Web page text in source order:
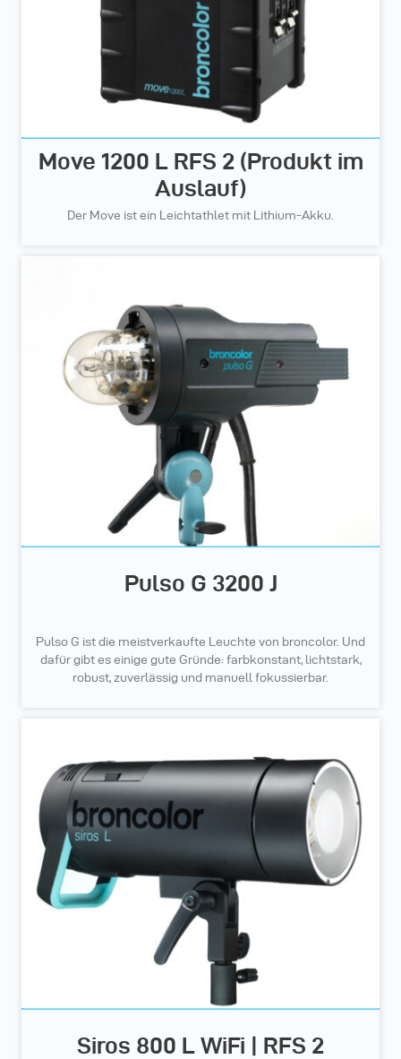
Move 1200 L RFS 2 (Produkt im
Auslauf)
Der Move ist ein Leichtathlet mit Lithium-Akku.
Pulso G 3200 J
Pulso G ist die meistverkaufte Leuchte von broncolor. Und
dafür gibt es einige gute Gründe: farbkonstant, lichtstark,
robust, zuverlässig und manuell fokussierbar.
Siros 800 L WiFi | RFS 2